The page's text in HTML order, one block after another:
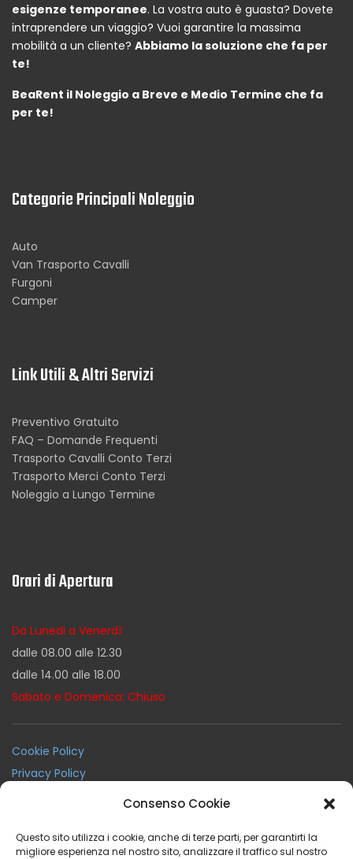
Consenso Cookie
Questo sito utilizza i cookie, anche di terze parti, per garantirti la
migliore esperienza nel nostro sito, analizzare il traffico sul nostro
esigenze temporanee. La vostra auto è guasta? Dovete
intraprendere un viaggio? Vuoi garantire la massima
mobilità a un cliente? Abbiamo la soluzione che fa per
te!
BeaRent il Noleggio a Breve e Medio Termine che fa
per te!
Categorie Principali Noleggio
Auto
Van Trasporto Cavalli
Furgoni
Camper
Link Utili & Altri Servizi
Preventivo Gratuito
FAQ – Domande Frequenti
Trasporto Cavalli Conto Terzi
Trasporto Merci Conto Terzi
Noleggio a Lungo Termine
Orari di Apertura
Da Lunedi a Venerdì:
dalle 08.00 alle 12.30
dalle 14.00 alle 18.00
Sabato e Domenica: Chiuso
Cookie Policy
Privacy Policy